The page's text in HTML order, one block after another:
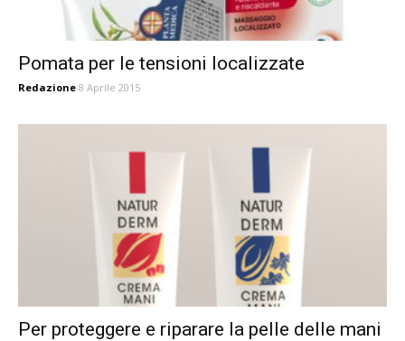
Pomata per le tensioni localizzate
Redazione 8 Aprile 2015
Per proteggere e riparare la pelle delle mani